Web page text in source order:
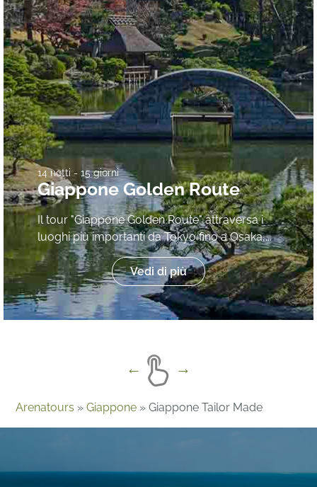
14 notti - 15 giorni
Giappone Golden Route
Il tour "Giappone Golden Route" attraversa i
luoghi più importanti da Tokyo fino a Osaka,...
Vedi di più
Arenatours »Giappone »Giappone Tailor Made